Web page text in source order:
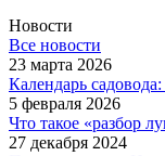
Новости
Все новости
23 марта 2026
Календарь
5 февраля 2026
Что такое «разбор
27 декабря 2024